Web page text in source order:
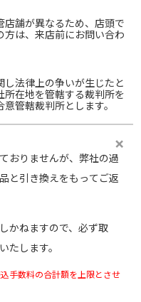
店舗が異なるため、店頭で
方は、来店前にお問い合わ
し法律上の争いが生じたと
所在地を管轄する裁判所を
管轄裁判所とします。
おりませんが、弊社の過
と引き換えをもってご返
かねますので、必ず取
たします。
手数料の合計額を上限とさせ